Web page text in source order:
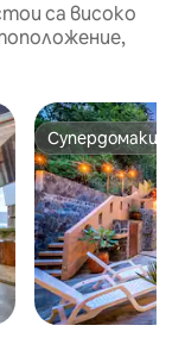
са високо
Супердомакин
Супердомакин